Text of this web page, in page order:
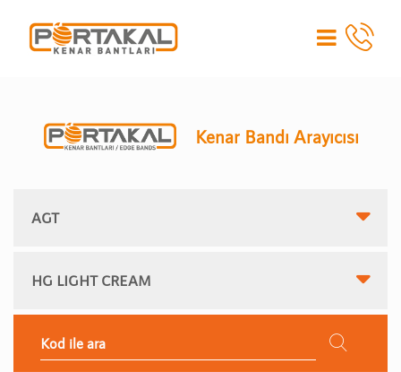
Kenar Bandı Arayıcısı
AGT
HG LIGHT CREAM